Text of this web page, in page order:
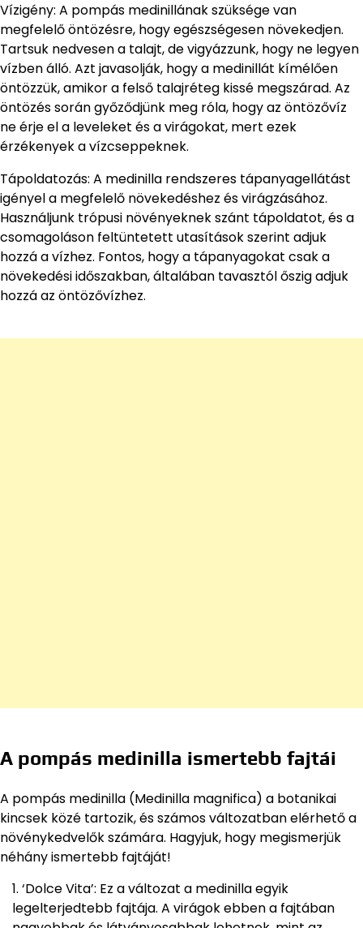
Vízigény: A pompás medinillának szüksége van
megfelelő öntözésre, hogy egészségesen növekedjen.
Tartsuk nedvesen a talajt, de vigyázzunk, hogy ne legyen
vízben álló. Azt javasolják, hogy a medinillát kímélően
öntözzük, amikor a felső talajréteg kissé megszárad. Az
öntözés során győződjünk meg róla, hogy az öntözővíz
ne érje el a leveleket és a virágokat, mert ezek
érzékenyek a vízcseppeknek.
Tápoldatozás: A medinilla rendszeres tápanyagellátást
igényel a megfelelő növekedéshez és virágzásához.
Használjunk trópusi növényeknek szánt tápoldatot, és a
csomagoláson feltüntetett utasítások szerint adjuk
hozzá a vízhez. Fontos, hogy a tápanyagokat csak a
növekedési időszakban, általában tavasztól őszig adjuk
hozzá az öntözővízhez.
A pompás medinilla ismertebb fajtái
A pompás medinilla (Medinilla magnifica) a botanikai
kincsek közé tartozik, és számos változatban elérhető a
növénykedvelők számára. Hagyjuk, hogy megismerjük
néhány ismertebb fajtáját!
‘Dolce Vita’: Ez a változat a medinilla egyik
legelterjedtebb fajtája. A virágok ebben a fajtában